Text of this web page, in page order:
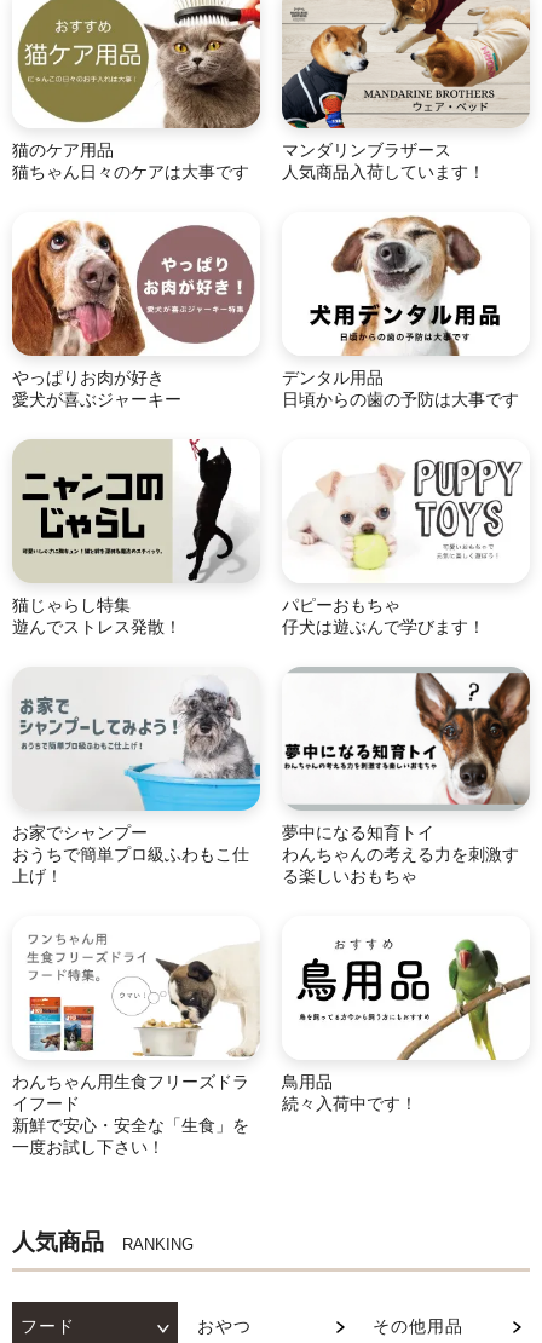
猫のケア用品
猫ちゃん日々のケアは大事です
マンダリンブラザース
人気商品入荷しています！
やっぱりお肉が好き
愛犬が喜ぶジャーキー
デンタル用品
日頃からの歯の予防は大事です
猫じゃらし特集
遊んでストレス発散！
パピーおもちゃ
仔犬は遊ぶんで学びます！
お家でシャンプー
おうちで簡単プロ級ふわもこ仕
上げ！
夢中になる知育トイ
わんちゃんの考える力を刺激す
る楽しいおもちゃ
わんちゃん用生食フリーズドラ
イフード
新鮮で安心・安全な「生食」を
一度お試し下さい！
鳥用品
続々入荷中です！
人気商品 RANKING
フード おやつ その他用品